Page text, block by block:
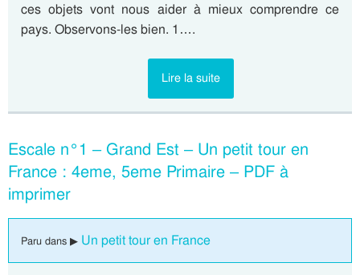
ces objets vont nous aider à mieux comprendre ce
pays. Observons-les bien. 1….
Lire la suite
Escale n°1 – Grand Est – Un petit tour en
France : 4eme, 5eme Primaire – PDF à
imprimer
Paru dans ▶ Un petit tour en France